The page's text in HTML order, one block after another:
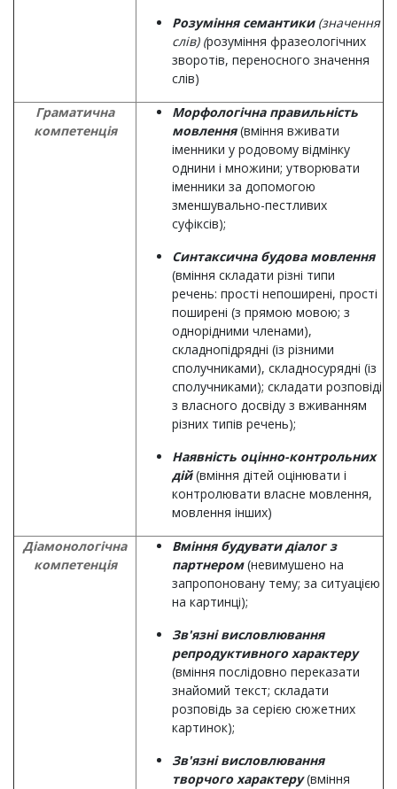
Розуміння семантики (значення
слів) (розуміння фразеологічних
зворотів, переносного значення
слів)
Граматична
компетенція
Морфологічна правильність
мовлення(вміння вживати
іменники у родовому відмінку
однини і множини; утворювати
іменники за допомогою
зменшувально-пестливих
суфіксів);
Синтаксична будова мовлення
(вміння складати різні типи
речень: прості непоширені, прості
поширені (з прямою мовою; з
однорідними членами),
складнопідрядні (із різними
сполучниками), складносурядні (із
сполучниками); складати розповіді
з власного досвіду з вживанням
різних типів речень);
Наявність оцінно-контрольних
дій(вміння дітей оцінювати і
контролювати власне мовлення,
мовлення інших)
Діамонологічна
компетенція
Вміння будувати діалог з
партнером(невимушено на
запропоновану тему; за ситуацією
на картинці);
Зв'язні висловлювання
репродуктивного характеру
(вміння послідовно переказати
знайомий текст; складати
розповідь за серією сюжетних
картинок);
Зв'язні висловлювання
творчого характеру(вміння